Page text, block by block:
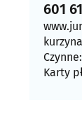
601
Karty